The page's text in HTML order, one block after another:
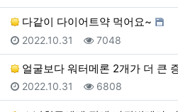
다같이 다이어트약 먹어요~
등록일
2022.10.31 조회
7048
얼굴보다 워터메론 2개가 더 큰
등록일
2022.10.31 조회
6808